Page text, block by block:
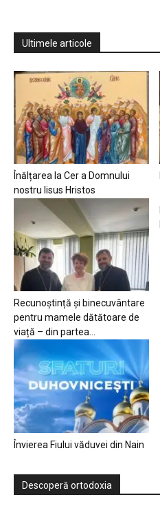
Ultimele articole
Înălțarea la Cer a Domnului
nostru Iisus Hristos
Recunoștință și binecuvântare
pentru mamele dătătoare de
viață – din partea...
Învierea Fiului văduvei din Nain
Descoperă ortodoxia